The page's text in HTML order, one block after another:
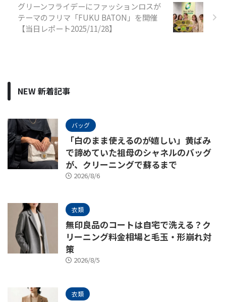
グリーンフライデーにファッションロスが
テーマのフリマ「FUKU BATON」を開催
【当日レポート2025/11/28】
NEW 新着記事
バッグ
「白のまま使えるのが嬉しい」黄ばみ
で諦めていた祖母のシャネルのバッグ
が、クリーニングで蘇るまで
2026/8/6
衣類
無印良品のコートは自宅で洗える？ク
リーニング料金相場と毛玉・形崩れ対
策
2026/8/5
衣類